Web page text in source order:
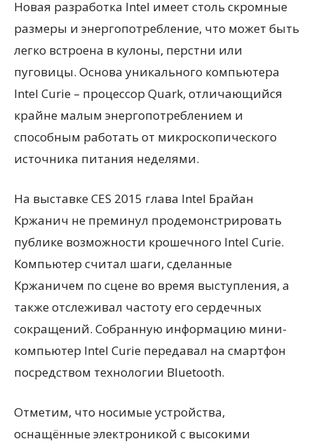
Новая разработка Intel имеет столь скромные
размеры и энергопотребление, что может быть
легко встроена в кулоны, перстни или
пуговицы. Основа уникального компьютера
Intel Curie – процессор Quark, отличающийся
крайне малым энергопотреблением и
способным работать от микроскопического
источника питания неделями.
На выставке CES 2015 глава Intel Брайан
Кржанич не преминул продемонстрировать
публике возможности крошечного Intel Curie.
Компьютер считал шаги, сделанные
Кржаничем по сцене во время выступления, а
также отслеживал частоту его сердечных
сокращений. Собранную информацию мини-
компьютер Intel Curie передавал на смартфон
посредством технологии Bluetooth.
Отметим, что носимые устройства,
оснащённые электроникой с высокими